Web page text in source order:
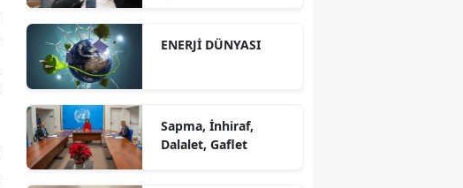
ENERJİ DÜNYASI
Sapma, İnhiraf,
Dalalet, Gaflet